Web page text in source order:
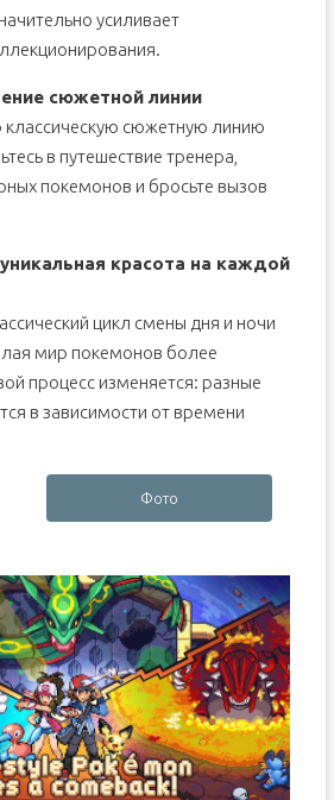
усиливает
сюжетной линии
классическую сюжетную линию
в путешествие тренера,
покемонов и бросьте вызов
красота на каждой
цикл смены дня и ночи
мир покемонов более
процесс изменяется: разные
в зависимости от времени
Фото